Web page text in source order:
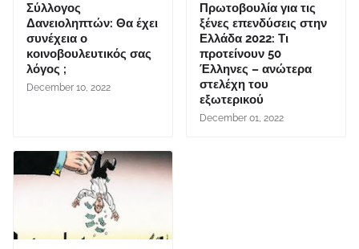
Σύλλογος
Δανειοληπτών: Θα έχει
συνέχεια ο
κοινοβουλευτικός σας
λόγος ;
December 10, 2022
Πρωτοβουλία για τις
ξένες επενδύσεις στην
Ελλάδα 2022: Τι
προτείνουν 50
Έλληνες – ανώτερα
στελέχη του
εξωτερικού
December 01, 2022